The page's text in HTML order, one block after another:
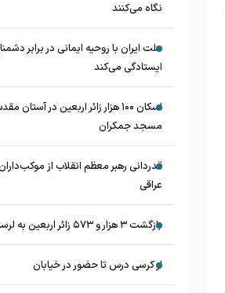
نگاه می‌کنند
ملت ایران با روحیه ایمانی در برابر
ایستادگی می‌کند
اسکان ۱۰۰ هزار زائر اربعین در آستان
مسجد جمکران
قدردانی رهبر معظم انقلاب از
عراقی
بازگشت ۳ هزار و ۵۷۳ زائر اربعین به لرستان
از کرسی درس تا حضور در خیابان